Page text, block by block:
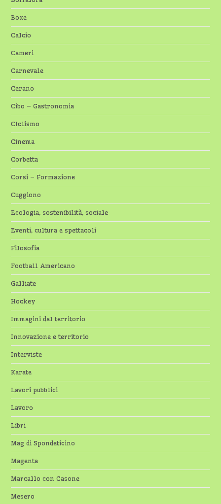
Boxe
Calcio
Cameri
Carnevale
Cerano
Cibo – Gastronomia
CIclismo
Cinema
Corbetta
Corsi – Formazione
Cuggiono
Ecologia, sostenibilità, sociale
Eventi, cultura e spettacoli
Filosofia
Football Americano
Galliate
Hockey
Immagini dal territorio
Innovazione e territorio
Interviste
Karate
Lavori pubblici
Lavoro
Libri
Mag di Spondeticino
Magenta
Marcallo con Casone
Mesero